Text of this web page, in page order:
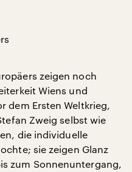
zeigen noch
Wiens und
dem Ersten Weltkrieg,
Zweig selbst wie
die individuelle
sie zeigen Glanz
zum Sonnenuntergang,